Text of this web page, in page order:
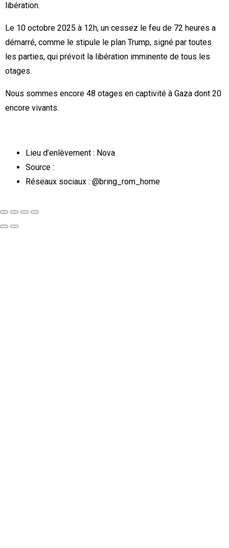
libération.
Le 10 octobre 2025 à 12h, un cessez le feu de 72 heures a
démarré, comme le stipule le plan Trump, signé par toutes
les parties, qui prévoit la libération imminente de tous les
otages.
Nous sommes encore 48 otages en captivité à Gaza dont 20
encore vivants.
Lieu d’enlèvement : Nova
Source :
Réseaux sociaux : @bring_rom_home